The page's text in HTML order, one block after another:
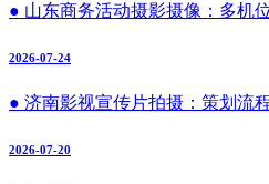
● 山东商务活动摄影摄像：多机
2026-07-24
● 济南影视宣传片拍摄：策划流
2026-07-20